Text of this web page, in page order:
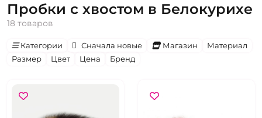
Пробки с хвостом в Белокурихе
18 товаров
Категории Сначала новые Магазин
Материал
Размер
Цвет Цена Бренд